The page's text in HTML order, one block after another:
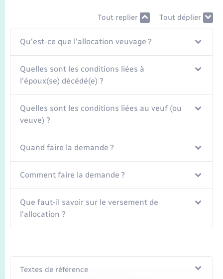
Seniors
Transports
Voirie et espace public
Tout replier Tout déplier
Qu'est-ce que l'allocation veuvage ?
Quelles sont les conditions liées à
l'époux(se) décédé(e) ?
Quelles sont les conditions liées au veuf (ou
veuve) ?
Quand faire la demande ?
Comment faire la demande ?
Que faut-il savoir sur le versement de
l'allocation ?
Textes de référence